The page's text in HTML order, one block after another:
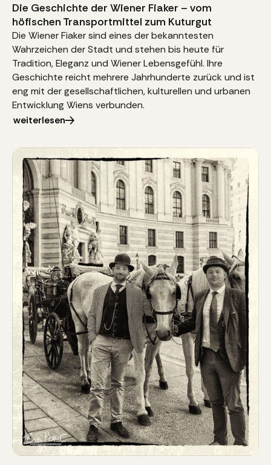
Die Geschichte der Wiener Fiaker – vom
höfischen Transportmittel zum Kuturgut
Die Wiener Fiaker sind eines der bekanntesten
Wahrzeichen der Stadt und stehen bis heute für
Tradition, Eleganz und Wiener Lebensgefühl. Ihre
Geschichte reicht mehrere Jahrhunderte zurück und ist
eng mit der gesellschaftlichen, kulturellen und urbanen
Entwicklung Wiens verbunden.
weiterlesen